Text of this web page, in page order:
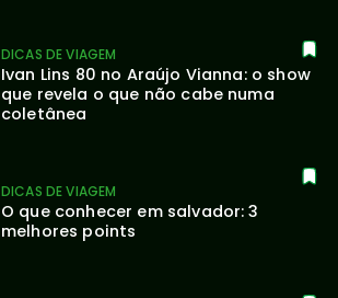
DICAS DE VIAGEM
Ivan Lins 80 no Araújo Vianna: o show
que revela o que não cabe numa
coletânea
DICAS DE VIAGEM
O que conhecer em salvador: 3
melhores points